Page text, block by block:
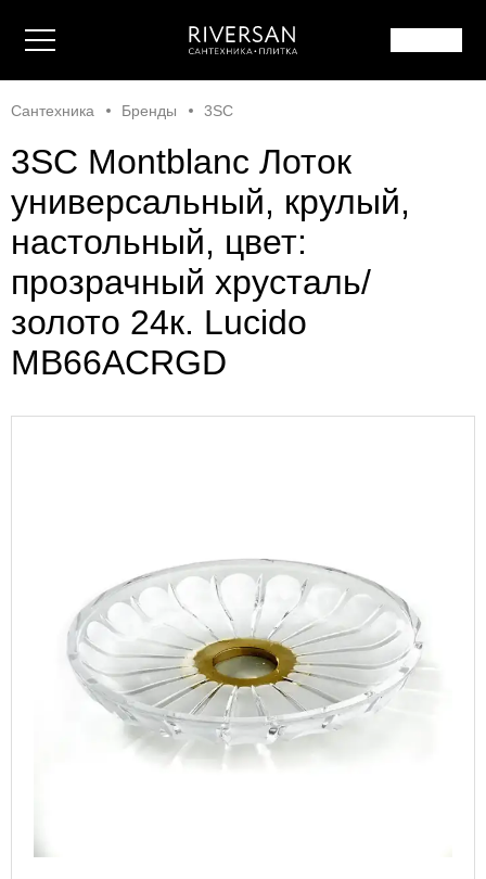
Сантехника Бренды 3SC
3SC Montblanc Лоток
универсальный, крулый,
настольный, цвет:
прозрачный хрусталь/
золото 24к. Lucido
MB66ACRGD